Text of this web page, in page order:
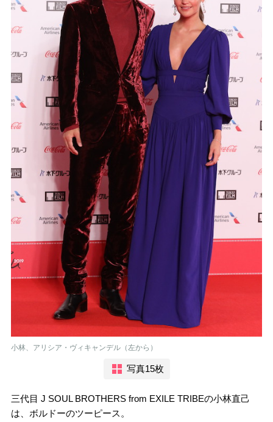
小林、アリシア・ヴィキャンデル（左から）
写真15枚
三代目 J SOUL BROTHERS from EXILE TRIBEの小林直己
は、ボルドーのツーピース。